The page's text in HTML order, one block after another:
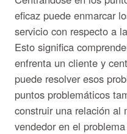
eficaz puede enmarcar
servicio con respecto a
Esto significa
enfrenta un cliente y
puede resolver esos
puntos problemáticos
construir una relación al
vendedor en el